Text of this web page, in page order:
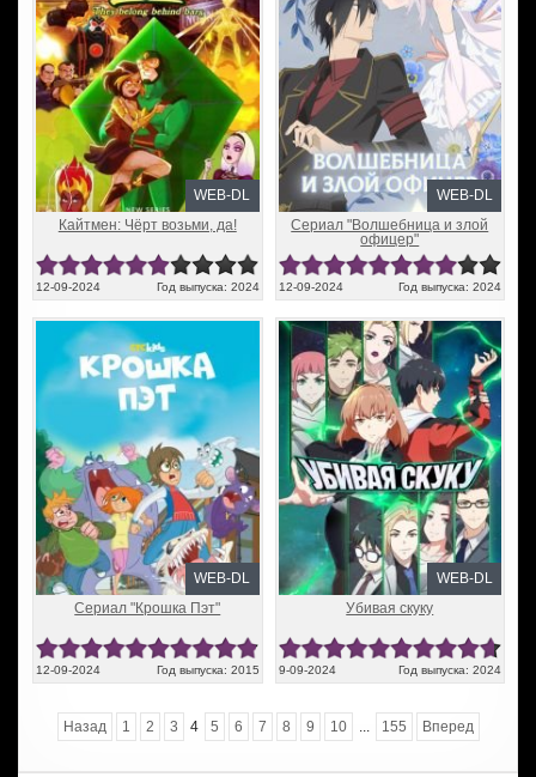
WEB-DL
Кайтмен: Чёрт возьми, да!
12-09-2024 Год выпуска: 2024
WEB-DL
Сериал "Волшебница и злой
офицер"
12-09-2024 Год выпуска: 2024
WEB-DL
Сериал "Крошка Пэт"
12-09-2024 Год выпуска: 2015
WEB-DL
Убивая скуку
9-09-2024 Год выпуска: 2024
Назад 1 2 3 4 5 6 7 8 9 10 ... 155 Вперед